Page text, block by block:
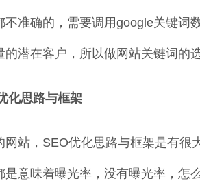
不准确的，需要调用google关键词
的潜在客户，所以做网站关键词的
化思路与框架
网站，SEO优化思路与框架是有很
是意味着曝光率，没有曝光率，怎